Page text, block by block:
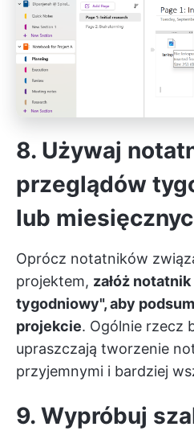
8. Używaj
przeglądów
lub
Oprócz notatników
projektem, załóż
tygodniowy", aby
projekcie. Ogólnie rzecz
upraszczają tworzenie
przyjemnymi i bardziej
9. Wypróbuj